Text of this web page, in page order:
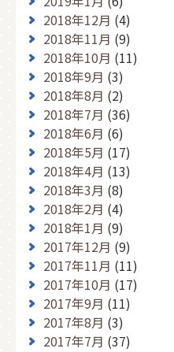
2018年12月 (4)
2018年11月 (9)
2018年10月 (11)
2018年9月 (3)
2018年8月 (2)
2018年7月 (36)
2018年6月 (6)
2018年5月 (17)
2018年4月 (13)
2018年3月 (8)
2018年2月 (4)
2018年1月 (9)
2017年12月 (9)
2017年11月 (11)
2017年10月 (17)
2017年9月 (11)
2017年8月 (3)
2017年7月 (37)